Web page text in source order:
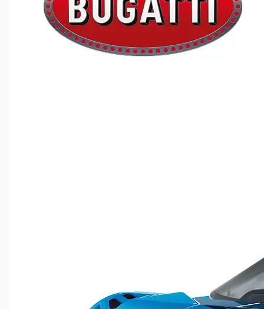
Hypersportsbilen Bugatti Vision GT-byggesett
Barn fra ni år kan bygge, leke med og stille ut settet
LEGO® Speed Champions Hypersportsbilen Bugatti
Vision Gran Turismo.